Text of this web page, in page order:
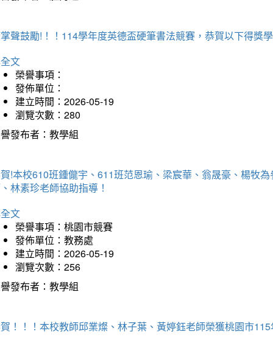
聲鼓勵!！！114學年度英德盃硬筆書法競賽，恭賀以下得獎
文
榮譽事項：
發佈單位：
建立時間：2026-05-19
瀏覽次數：280
發布者：教學組
!本校610班鍾儱宇、611班范恩瑜、梁宸華、翁晟豪、楊牧
林素珍老師協助指導！
文
榮譽事項：桃園市競賽
發佈單位：教務處
建立時間：2026-05-19
瀏覽次數：256
發布者：教學組
！！！本校教師邱業燦、林子葉、黃婷鈺老師榮獲桃園市